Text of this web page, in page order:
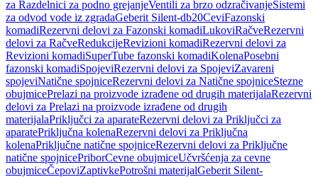
za Razdelnici za podno grejanjeVentili za brzo odzračivanjeSistemi
za odvod vode iz zgradaGeberit Silent-db20CeviFazonski
komadiRezervni delovi za Fazonski komadiLukoviRačveRezervni
delovi za RačveRedukcijeRevizioni komadiRezervni delovi za
Revizioni komadiSuperTube fazonski komadiKolenaPosebni
fazonski komadiSpojeviRezervni delovi za SpojeviZavareni
spojeviNatične spojniceRezervni delovi za Natične spojniceStezne
obujmicePrelazi na proizvode izrađene od drugih materijalaRezervni
delovi za Prelazi na proizvode izrađene od drugih
materijalaPriključci za aparateRezervni delovi za Priključci za
aparatePriključna kolenaRezervni delovi za Priključna
kolenaPriključne natične spojniceRezervni delovi za Priključne
natične spojnicePriborCevne obujmiceUčvršćenja za cevne
obujmiceČepoviZaptivkePotrošni materijalGeberit Silent-